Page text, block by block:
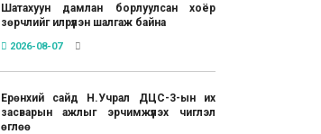
Шатахуун дамлан борлуулсан хоёр
зөрчлийг илрүүлэн шалгаж байна
2026-08-07
Ерөнхий сайд Н.Учрал ДЦС-3-ын их
засварын ажлыг эрчимжүүлэх чиглэл
өглөө